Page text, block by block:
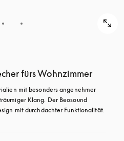
fürs Wohnzimmer
mit besonders angenehmer
Klang. Der Beosound
mit durchdachter Funktionalität.